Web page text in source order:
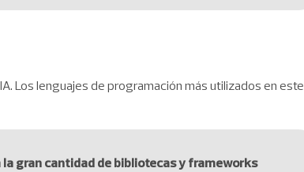
Los lenguajes de programación más utilizados en este
gran cantidad de bibliotecas y frameworks